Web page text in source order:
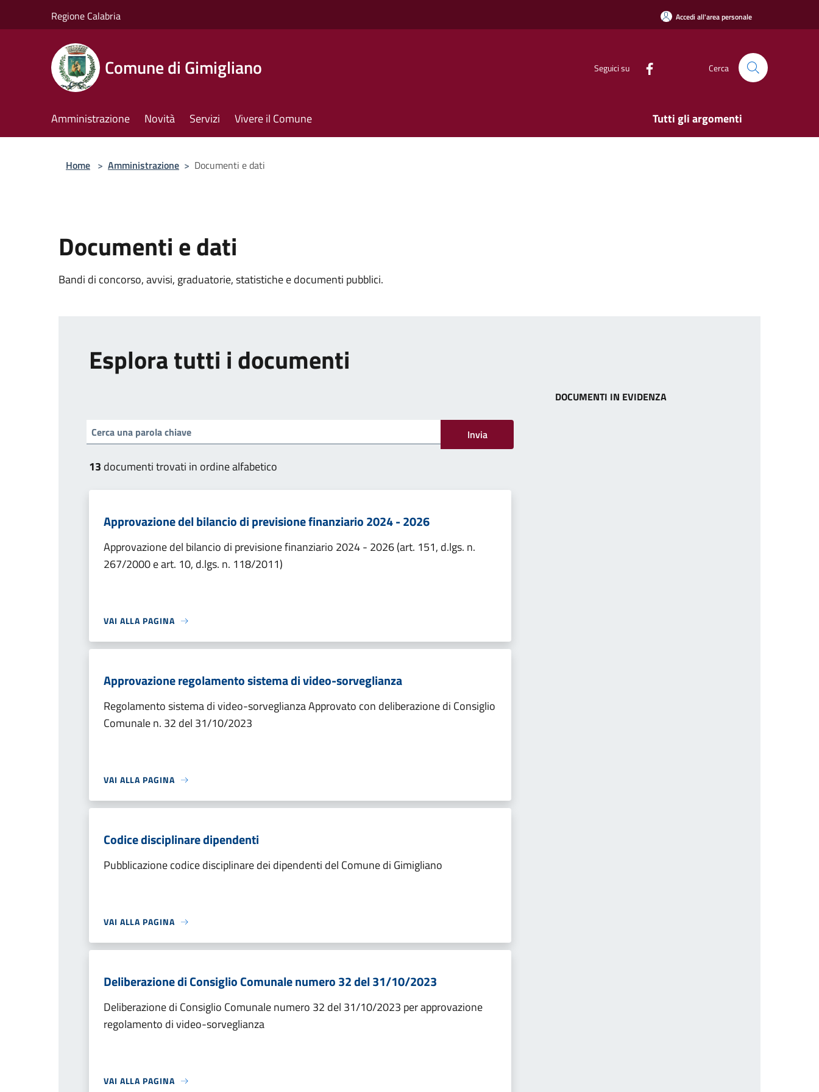
Regione Calabria Accedi all'area personale
Comune di Gimigliano Seguici su Cerca
Amministrazione Novità Servizi Vivere il Comune Tutti gli argomenti
Home > Amministrazione > Documenti e dati
Documenti e dati
Bandi di concorso, avvisi, graduatorie, statistiche e documenti pubblici.
Esplora tutti i documenti
Invia
13 documenti trovati in ordine alfabetico
Approvazione del bilancio di previsione finanziario 2024 - 2026
Approvazione del bilancio di previsione finanziario 2024 - 2026 (art. 151, d.lgs. n.
267/2000 e art. 10, d.lgs. n. 118/2011)
VAI ALLA PAGINA
Approvazione regolamento sistema di video-sorveglianza
Regolamento sistema di video-sorveglianza Approvato con deliberazione di Consiglio
Comunale n. 32 del 31/10/2023
VAI ALLA PAGINA
Codice disciplinare dipendenti
Pubblicazione codice disciplinare dei dipendenti del Comune di Gimigliano
VAI ALLA PAGINA
Deliberazione di Consiglio Comunale numero 32 del 31/10/2023
Deliberazione di Consiglio Comunale numero 32 del 31/10/2023 per approvazione
regolamento di video-sorveglianza
VAI ALLA PAGINA
DOCUMENTI IN EVIDENZA